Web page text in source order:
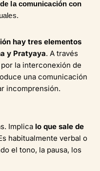
la comunicación con
hay tres elementos
y Pratyaya. A través
la interconexión de
una comunicación
incomprensión.
Implica lo que sale de
habitualmente verbal o
el tono, la pausa, los